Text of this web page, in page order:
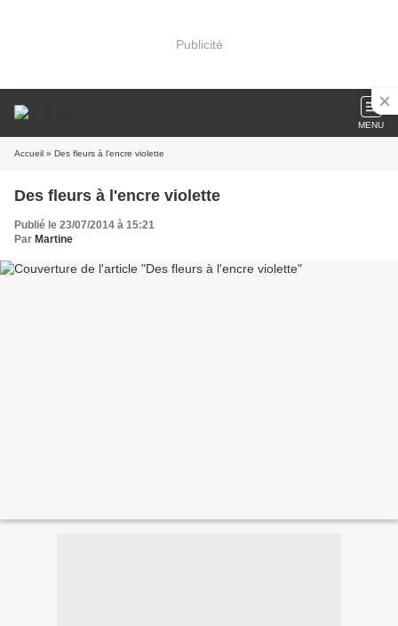
Publicité
MENU
Accueil » Des fleurs à l'encre violette
Des fleurs à l'encre violette
Publié le 23/07/2014 à 15:21
Par Martine